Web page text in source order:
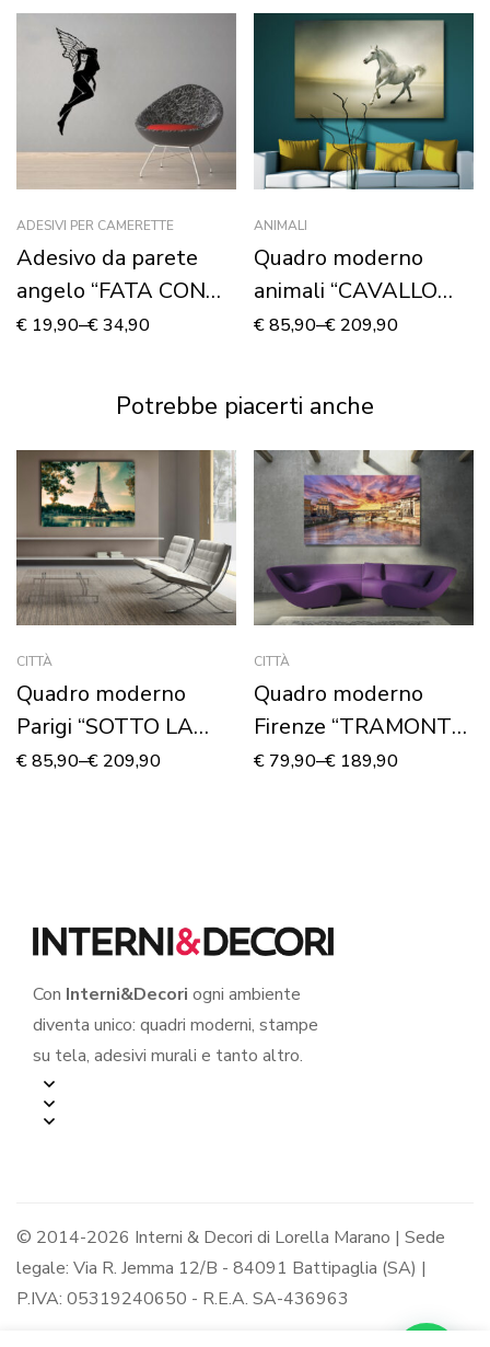
ADESIVI PER CAMERETTE
Adesivo da parete
angelo “FATA CON
ALI” – Adesivo murale
€ 19,90–€34,90
ANIMALI
Quadro moderno
animali “CAVALLO
BIANCO AL
su tela
€85,90–€ 209,90
Potrebbe piacerti anche
CITTÀ
Quadro moderno
Parigi “SOTTO LA
TORRE EIFFEL”-
€85,90–€ 209,90
CITTÀ
Quadro moderno
Firenze “TRAMONTO
SUL PONTE
€ 79,90–€ 189,90
Con Interni&Decori ogni ambiente
diventa unico: quadri moderni, stampe
su tela, adesivi murali e tanto altro.
© 2014-2026 Interni & Decori di Lorella Marano | Sede
legale: Via R. Jemma 12/B - 84091 Battipaglia (SA) |
P.IVA: 05319240650 - R.E.A. SA-436963